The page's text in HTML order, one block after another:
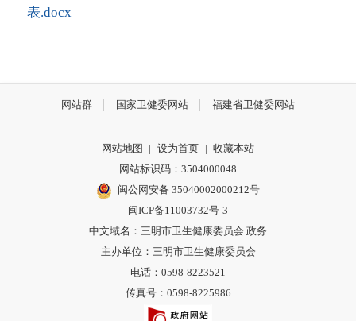
表.docx
网站群 国家卫健委网站 福建省卫健委网站
网站地图 | 设为首页 | 收藏本站
网站标识码：3504000048
闽公网安备 35040002000212号
闽ICP备11003732号-3
中文域名：三明市卫生健康委员会.政务
主办单位：三明市卫生健康委员会
电话：0598-8223521
传真号：0598-8225986